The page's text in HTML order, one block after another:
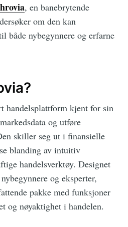
, en banebrytende
om den kan
både nybegynnere og erfarne
handelsplattform kjent for sin
og utføre
skiller seg ut i finansielle
blanding av intuitiv
handelsverktøy. Designet
og eksperter,
pakke med funksjoner
og nøyaktighet i handelen.